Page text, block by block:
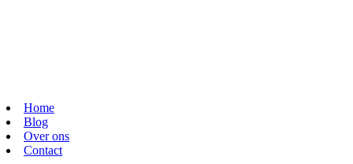
Home
Blog
Over ons
Contact